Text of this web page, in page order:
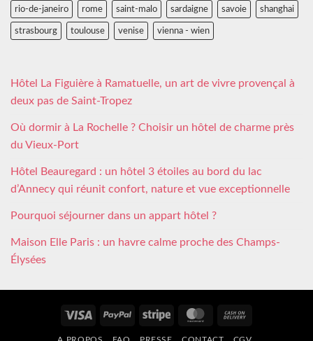
rio-de-janeiro rome saint-malo sardaigne savoie shanghai
strasbourg toulouse venise vienna - wien
Hôtel La Figuière à Ramatuelle, un art de vivre provençal à
deux pas de Saint-Tropez
Où dormir à La Rochelle ? Choisir un hôtel de charme près
du Vieux-Port
Hôtel Beauregard : un hôtel 3 étoiles au bord du lac
d’Annecy qui réunit confort, nature et vue exceptionnelle
Pourquoi séjourner dans un appart hôtel ?
Maison Elle Paris : un havre calme proche des Champs-
Élysées
Visa PayPal Stripe MasterCard